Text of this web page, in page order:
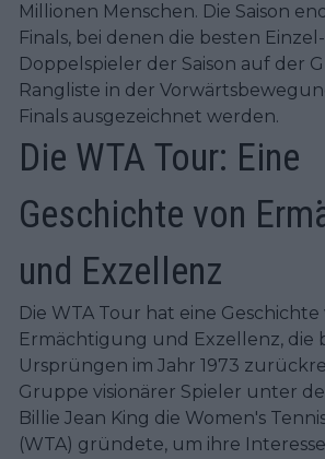
Millionen Menschen. Die Saison
Finals, bei denen die besten
Doppelspieler der Saison auf der
Rangliste in der
Finals ausgezeichnet werden.
Die WTA Tour: Eine
Geschichte von
und Exzellenz
Die WTA Tour hat eine Geschichte
Ermächtigung und Exzellenz, die
Ursprüngen im Jahr 1973
Gruppe visionärer Spieler unter
Billie Jean King die Women's
(WTA) gründete, um ihre